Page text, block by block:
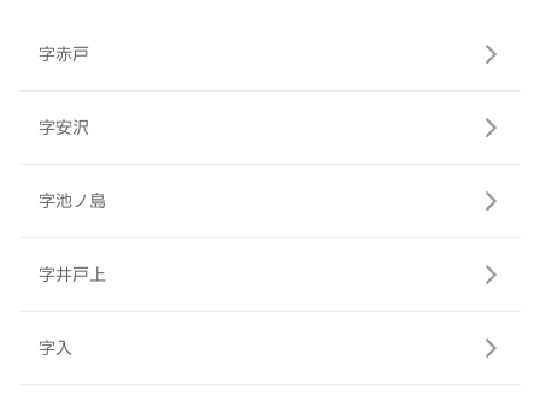
字赤戸
字安沢
字池ノ島
字井戸上
字入